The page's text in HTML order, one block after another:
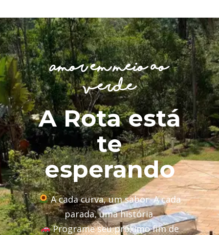
Amor em meio ao
verde
A Rota está
te
esperando
A cada curva, um sabor. A cada
parada, uma história.
Programe seu próximo fim de